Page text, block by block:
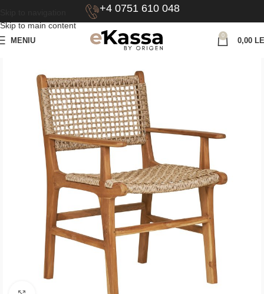
Skip to main content
+4 0751 610 048
MENIU
0
0,00